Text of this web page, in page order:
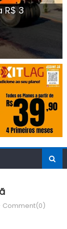
R$ 3
Comment(0)